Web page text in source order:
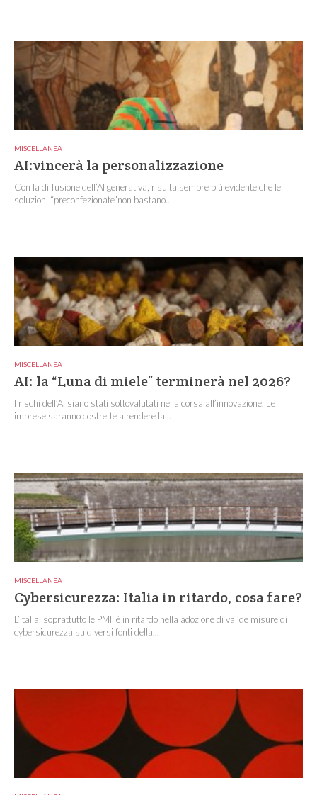
MISCELLANEA
AI:vincerà la personalizzazione
Con la diffusione dell’AI generativa, risulta sempre più evidente che le
soluzioni “preconfezionate”non bastano...
MISCELLANEA
AI: la “Luna di miele” terminerà nel 2026?
I rischi dell’AI siano stati sottovalutati nella corsa all’innovazione. Le
imprese saranno costrette a rendere la...
MISCELLANEA
Cybersicurezza: Italia in ritardo, cosa fare?
L’Italia, soprattutto le PMI, è in ritardo nella adozione di valide misure di
cybersicurezza su diversi fonti della...